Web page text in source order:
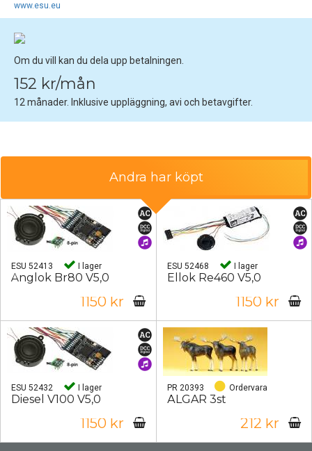
www.esu.eu
Om du vill kan du dela upp betalningen.
152 kr/mån
12 månader. Inklusive uppläggning, avi och betavgifter.
Andra har köpt
ESU 52413 I lager
Ånglok Br80 V5,0
1150 kr
ESU 52468 I lager
Ellok Re460 V5,0
1150 kr
ESU 52432 I lager
Diesel V100 V5,0
1150 kr
PR 20393 Ordervara
ÄLGAR 3st
212 kr